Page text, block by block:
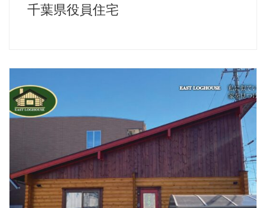
千葉県役員住宅